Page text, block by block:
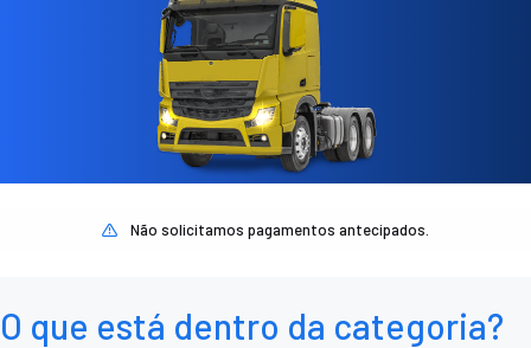
Não solicitamos pagamentos antecipados.
O que está dentro da categoria?